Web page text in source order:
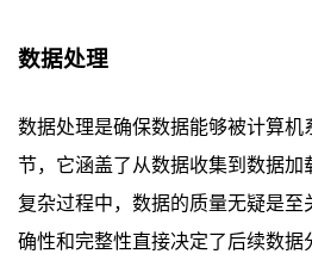
数据处理
数据处理是确保数据能够被计算机
节，它涵盖了从数据收集到数据
复杂过程中，数据的质量无疑是
确性和完整性直接决定了后续数